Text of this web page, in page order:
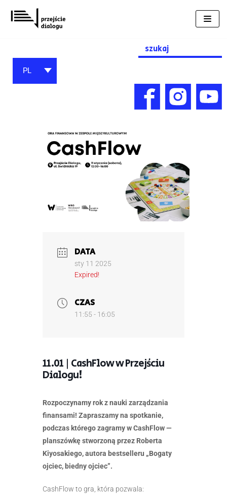
Przejdź
do
Search
for:
PL
DATA
sty 11 2025
Expired!
CZAS
11:55 - 16:05
11.01 | CashFlow w Przejściu
Dialogu!
Rozpoczynamy rok z nauki zarządzania
finansami! Zapraszamy na spotkanie,
podczas którego zagramy w CashFlow —
planszówkę stworzoną przez Roberta
Kiyosakiego, autora bestselleru „Bogaty
ojciec, biedny ojciec”.
CashFlow to gra, która pozwala: